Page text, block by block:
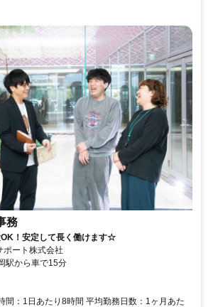
務
OK！安定して長く働けます☆
ポート株式会社
駅から車で15分
間：1日あたり8時間 平均勤務日数：1ヶ月あた